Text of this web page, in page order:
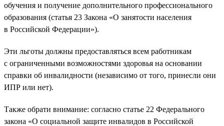
обучения и получение дополнительного профессионального
образования (статья 23 Закона «О занятости населения
в Российской Федерации»).
Эти льготы должны предоставляться всем работникам
с ограниченными возможностями здоровья на основании
справки об инвалидности (независимо от того, принесли они
ИПР или нет).
Также обрати внимание: согласно статье 22 Федерального
закона «О социальной защите инвалидов в Российской